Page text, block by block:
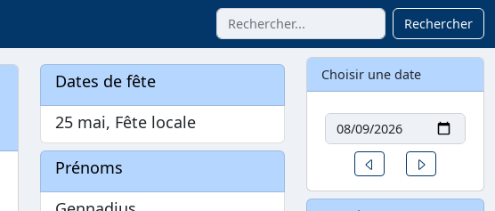
Rechercher
Dates de fête
25 mai, Fête locale
Prénoms
Choisir une date
Date
Un jour avant